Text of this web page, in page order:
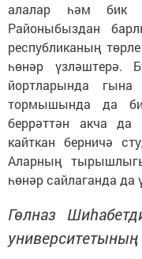
алалар һәм бик
Районыбыздан
республиканың
һөнәр үзләштерә.
йортларында
тормышында да
беррәттән акча да
кайткан берничә
Аларның
һөнәр сайлаганда да
Гөлназ
университетының